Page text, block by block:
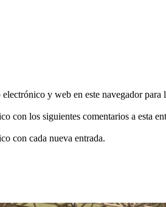
y web en este navegador para
con los siguientes comentarios a esta
con cada nueva entrada.